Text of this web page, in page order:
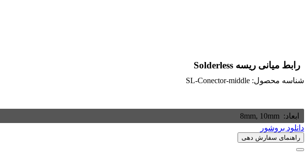
رابط میانی ریسه Solderless
شناسه محصول: SL-Conector-middle
ابعاد: ‌ 8mm, 10mm
دانلود بروشور
راهنمای سفارش دهی